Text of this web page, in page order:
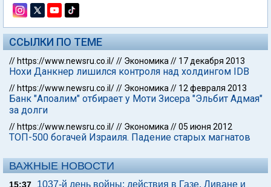
ССЫЛКИ ПО ТЕМЕ
// https://www.newsru.co.il/// Экономика // 17 декабря 2013
Нохи Данкнер лишился контроля над холдингом IDB
// https://www.newsru.co.il/// Экономика // 12 февраля 2013
Банк "Апоалим" отбирает у Моти Зисера "Эльбит Адмая"
за долги
// https://www.newsru.co.il/// Экономика //05 июня 2012
ТОП-500 богачей Израиля. Падение старых магнатов
ВАЖНЫЕ НОВОСТИ
15:37
1037-й день войны: действия в Газе, Ливане и